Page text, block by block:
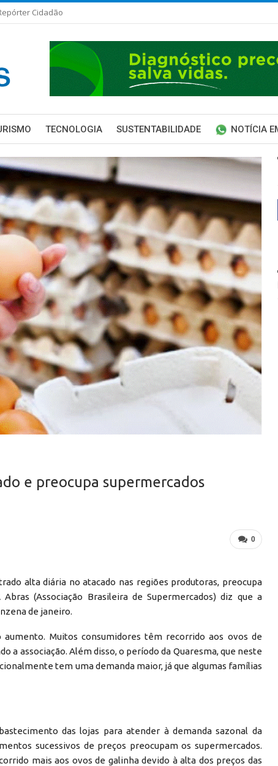
Cidadão
TECNOLOGIA SUSTENTABILIDADE NOTÍCIA
e preocupa supermercados
0
alta diária no atacado nas regiões produtoras, preocupa
(Associação Brasileira de Supermercados) diz que a
de janeiro.
Muitos consumidores têm recorrido aos ovos de
a associação. Além disso, o período da Quaresma, que neste
tem uma demanda maior, já que algumas famílias
das lojas para atender à demanda sazonal da
sucessivos de preços preocupam os supermercados.
mais aos ovos de galinha devido à alta dos preços das